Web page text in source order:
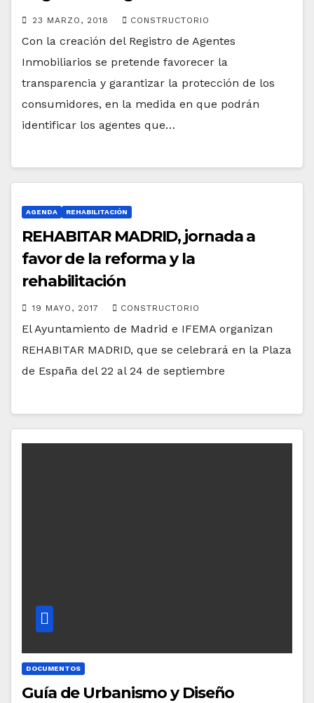
23 MARZO, 2018 CONSTRUCTORIO
Con la creación del Registro de Agentes
Inmobiliarios se pretende favorecer la
transparencia y garantizar la protección de los
consumidores, en la medida en que podrán
identificar los agentes que…
AGENDA REHABILITACIÓN
REHABITAR MADRID, jornada a
favor de la reforma y la
rehabilitación
19 MAYO, 2017 CONSTRUCTORIO
El Ayuntamiento de Madrid e IFEMA organizan
REHABITAR MADRID, que se celebrará en la Plaza
de España del 22 al 24 de septiembre
DOCUMENTOS
Guía de Urbanismo y Diseño